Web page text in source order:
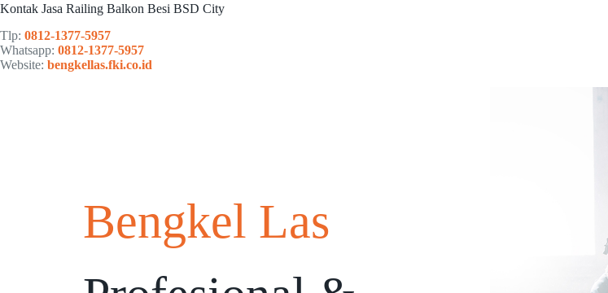
Kontak Jasa Railing Balkon Besi BSD City
Tlp: 0812-1377-5957
Whatsapp: 0812-1377-5957
Website: bengkellas.fki.co.id
Bengkel Las